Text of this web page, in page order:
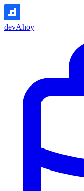
devAhoy